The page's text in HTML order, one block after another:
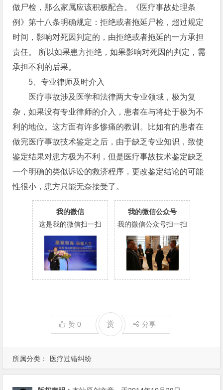
所属分类： 医疗过错纠纷
做尸检，那么家属应该积极配合。《医疗事故处理条
例》第十八条明确规定：拒绝或者拖延尸检，超过规定
时间，影响对死因判定的，由拒绝或者拖延的一方承担
责任。 所以如果患方拒绝，如果影响对死因的判定，需
承担不利的后果。
5、专业律师及时介入
医疗事故涉及医学和法律两大专业领域，极为复
杂，如果没有专业律师的介入，患者在与将处于极为不
利的地位。这方面有许多惨痛的教训。比如有的患者在
做完医疗事故技术鉴定之后，由于缺乏专业知识，致使
鉴定结果对患方极为不利，但是医疗事故技术鉴定缺乏
一个明确的类似诉讼的救济程序，更改鉴定结论的可能
性很小，患方只能无奈接受了。
我的微信
这是我的微信扫一扫
我的微信公众号
我的微信公众号扫一扫
赞0 赏 分享